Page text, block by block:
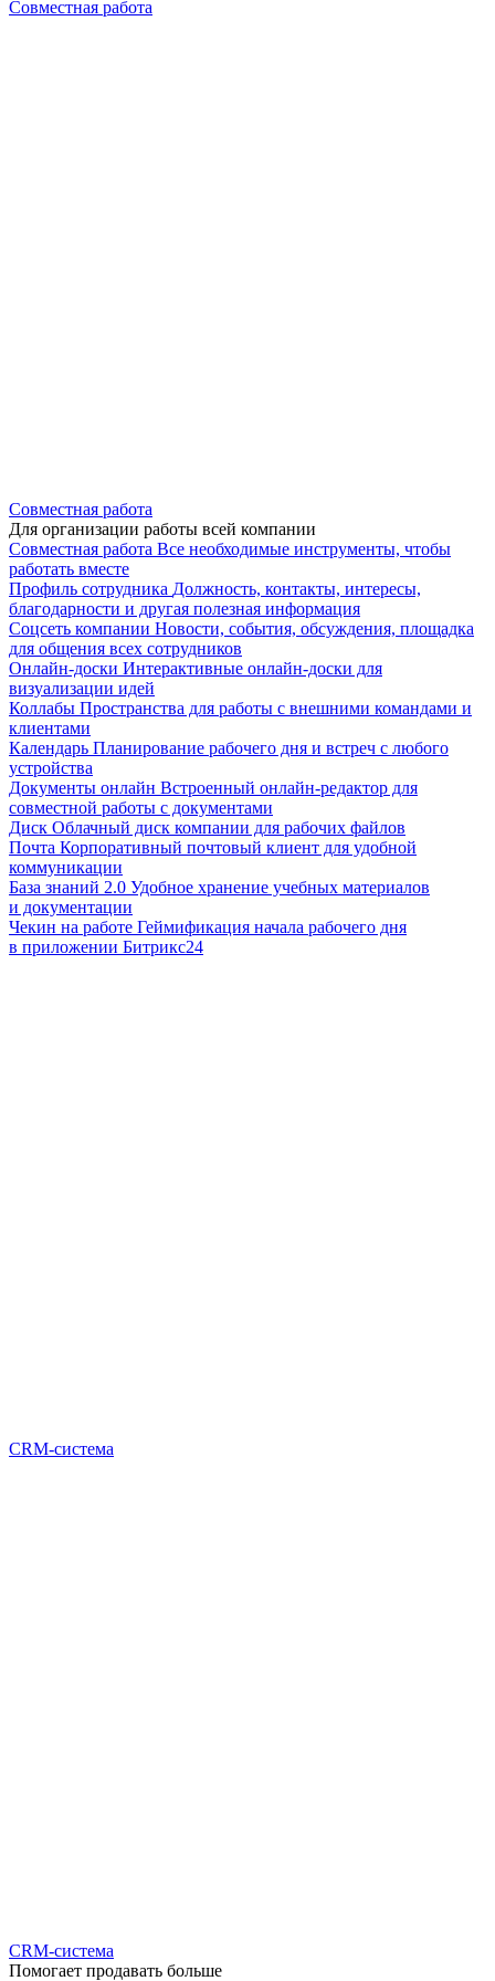
Совместная работа
Совместная работа
Для организации работы всей компании
Совместная работа Все необходимые инструменты, чтобы
работать вместе
Профиль сотрудника Должность, контакты, интересы,
благодарности и другая полезная информация
Соцсеть компании Новости, события, обсуждения, площадка
для общения всех сотрудников
Онлайн-доски Интерактивные онлайн-доски для
визуализации идей
Коллабы Пространства для работы с внешними командами и
клиентами
Календарь Планирование рабочего дня и встреч с любого
устройства
Документы онлайн Встроенный онлайн-редактор для
совместной работы с документами
Диск Облачный диск компании для рабочих файлов
Почта Корпоративный почтовый клиент для удобной
коммуникации
База знаний 2.0 Удобное хранение учебных материалов
и документации
Чекин на работе Геймификация начала рабочего дня
в приложении Битрикс24
CRM-система
CRM-система
Помогает продавать больше